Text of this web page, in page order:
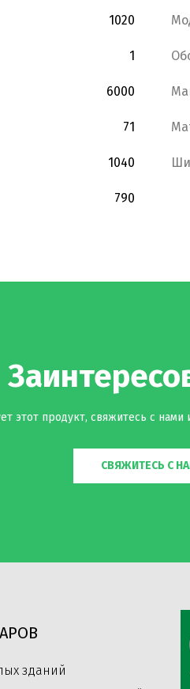
1020
1
6000
71
1040
790
этот продукт, свяжитесь с
СВЯЖИТЕСЬ С
зданий